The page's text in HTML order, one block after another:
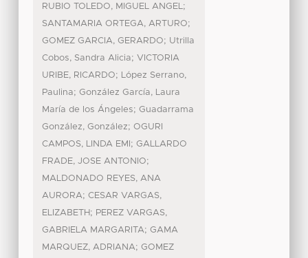
RUBIO TOLEDO, MIGUEL ANGEL ;
SANTAMARIA ORTEGA, ARTURO;
GOMEZ GARCIA, GERARDO; Utrilla
Cobos, Sandra Alicia; VICTORIA
URIBE, RICARDO;
López Serrano,
Paulina; González García, Laura
María de los Ángeles; Guadarrama
González, González; OGURI
CAMPOS, LINDA EMI ; GALLARDO
FRADE, JOSE ANTONIO;
MALDONADO REYES, ANA
AURORA; CESAR VARGAS,
ELIZABETH; PEREZ VARGAS,
GABRIELA MARGARITA; GAMA
MARQUEZ, ADRIANA; GOMEZ